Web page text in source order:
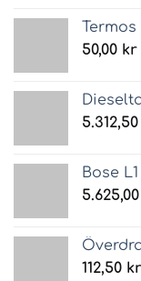
50,00 kr
5.312,50
Bose
5.625,00
112,50 kr